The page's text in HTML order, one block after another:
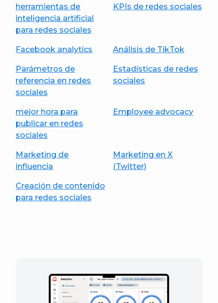
herramientas de
inteligencia artificial
para redes sociales
KPIs de redes sociales
Facebook analytics Análisis de TikTok
Parámetros de
referencia en redes
sociales
Estadísticas de redes
sociales
mejor hora para
publicar en redes
sociales
Employee advocacy
Marketing de
influencia
Marketing en X
(Twitter)
Creación de contenido
para redes sociales